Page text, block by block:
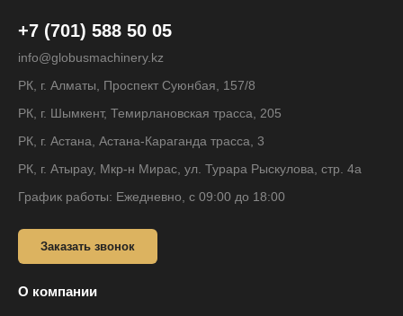
+7 (701) 588 50 05
info@globusmachinery.kz
РК, г. Алматы, Проспект Суюнбая, 157/8
РК, г. Шымкент, Темирлановская трасса, 205
РК, г. Астана, Астана-Караганда трасса, 3
РК, г. Атырау, Мкр-н Мирас, ул. Турара Рыскулова, стр. 4а
График работы: Ежедневно, с 09:00 до 18:00
Заказать звонок
О компании